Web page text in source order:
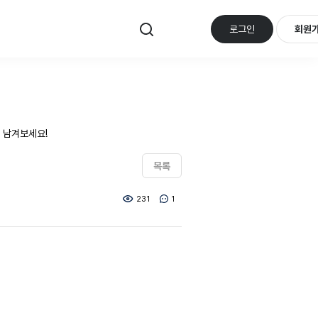
로그인 회원
겨보세요!
목록
231 1